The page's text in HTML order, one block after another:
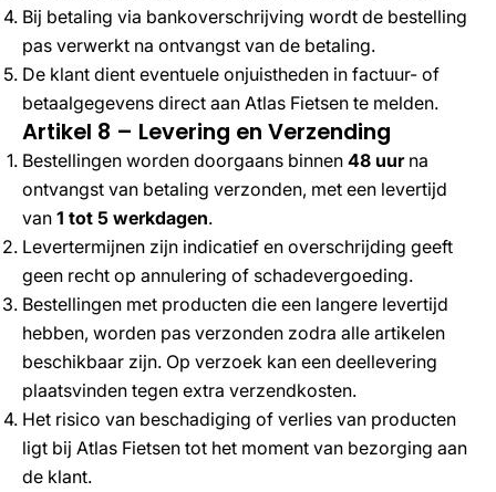
Bij betaling via bankoverschrijving wordt de bestelling
pas verwerkt na ontvangst van de betaling.
De klant dient eventuele onjuistheden in factuur- of
betaalgegevens direct aan Atlas Fietsen te melden.
Artikel 8 – Levering en Verzending
Bestellingen worden doorgaans binnen 48 uur na
ontvangst van betaling verzonden, met een levertijd
van 1 tot 5 werkdagen.
Levertermijnen zijn indicatief en overschrijding geeft
geen recht op annulering of schadevergoeding.
Bestellingen met producten die een langere levertijd
hebben, worden pas verzonden zodra alle artikelen
beschikbaar zijn. Op verzoek kan een deellevering
plaatsvinden tegen extra verzendkosten.
Het risico van beschadiging of verlies van producten
ligt bij Atlas Fietsen tot het moment van bezorging aan
de klant.